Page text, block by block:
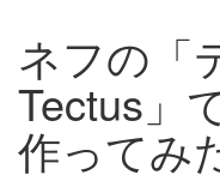
ネフの「
Tectus」
作ってみ